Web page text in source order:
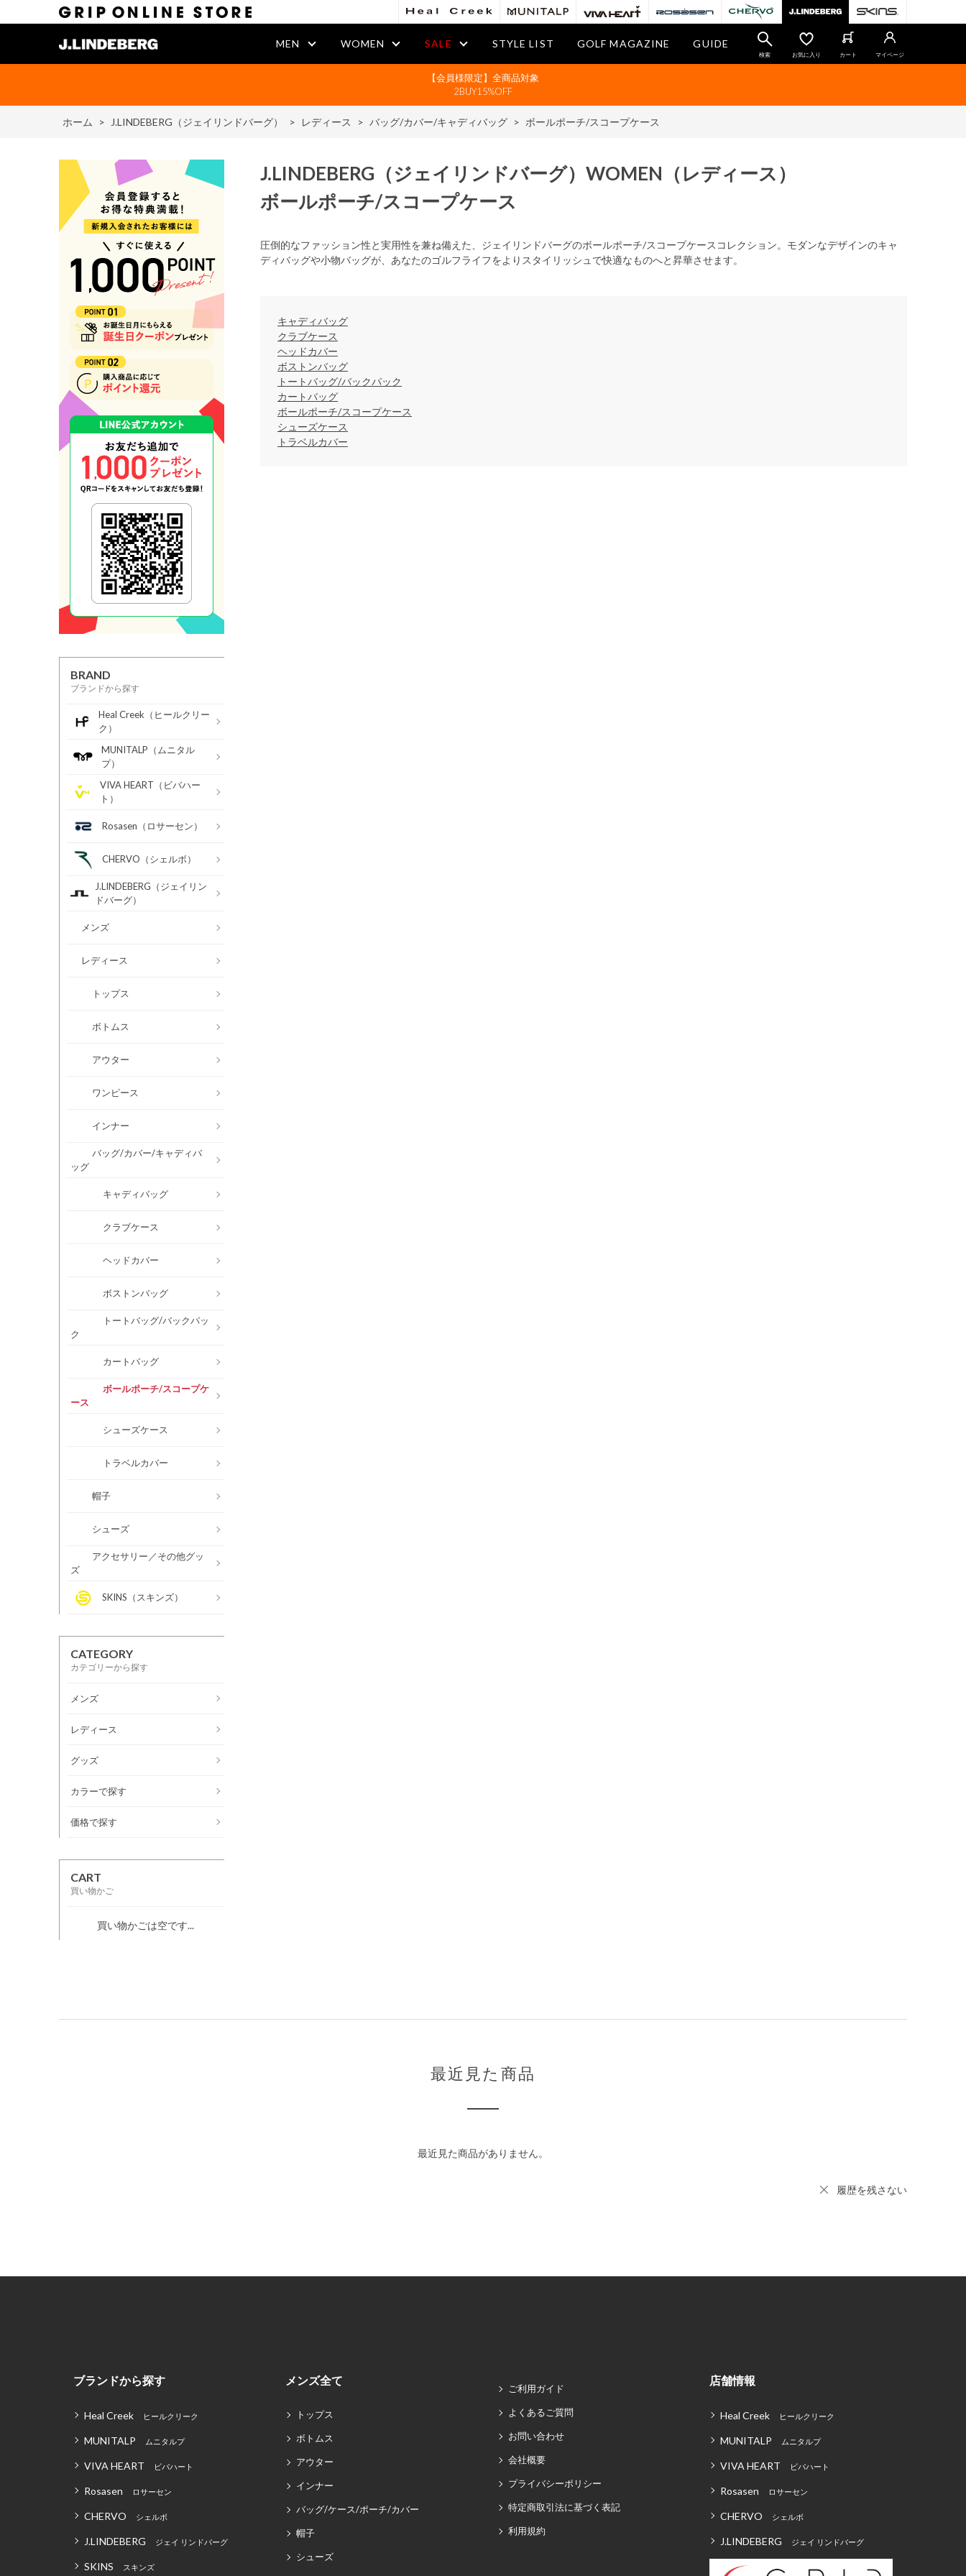
MEN WOMEN SALE STYLE LIST GOLF MAGAZINE GUIDE
検索 お気に入り カート マイページ
【会員様限定】全商品対象
2BUY15%OFF
ホーム > J.LINDEBERG（ジェイリンドバーグ） > レディース > バッグ/カバー/キャディバッグ > ボールポーチ/スコープケース
BRAND
ブランドから探す
Heal Creek（ヒールクリー
ク）
MUNITALP（ムニタル
プ）
VIVA HEART（ビバハー
ト）
Rosasen（ロサーセン）
CHERVO（シェルボ）
J.LINDEBERG（ジェイリン
ドバーグ）
メンズ
レディース
トップス
ボトムス
アウター
ワンピース
インナー
バッグ/カバー/キャディバ
ッグ
キャディバッグ
クラブケース
ヘッドカバー
ボストンバッグ
トートバッグ/バックパッ
ク
カートバッグ
ボールポーチ/スコープケ
ース
シューズケース
トラベルカバー
帽子
シューズ
アクセサリー／その他グッ
ズ
SKINS（スキンズ）
CATEGORY
カテゴリーから探す
メンズ
レディース
グッズ
カラーで探す
価格で探す
CART
買い物かご
買い物かごは空です...
ボールポーチ/スコープケース
J.LINDEBERG （ジェイリンドバーグ） WOMEN （レディース）
圧倒的なファッション性と実用性を兼ね備えた、ジェイリンドバーグのボールポーチ/スコープケースコレクション。モダンなデザインのキャ
ディバッグや小物バッグが、あなたのゴルフライフをよりスタイリッシュで快適なものへと昇華させます。
キャディバッグ
クラブケース
ヘッドカバー
ボストンバッグ
トートバッグ/バックパック
カートバッグ
ボールポーチ/スコープケース
シューズケース
トラベルカバー
最近見た商品
最近見た商品がありません。
履歴を残さない
ブランドから探す
Heal Creek ヒールクリーク
MUNITALP ムニタルプ
VIVA HEART ビバハート
Rosasen ロサーセン
CHERVO シェルボ
J.LINDEBERG ジェイ リンドバーグ
SKINS スキンズ
メンズ全て
トップス
ボトムス
アウター
インナー
バッグ/ケース/ポーチ/カバー
帽子
シューズ
ご利用ガイド
よくあるご質問
お問い合わせ
会社概要
プライバシーポリシー
特定商取引法に基づく表記
利用規約
店舗情報
Heal Creek ヒールクリーク
MUNITALP ムニタルプ
VIVA HEART ビバハート
Rosasen ロサーセン
CHERVO シェルボ
J.LINDEBERG ジェイ リンドバーグ